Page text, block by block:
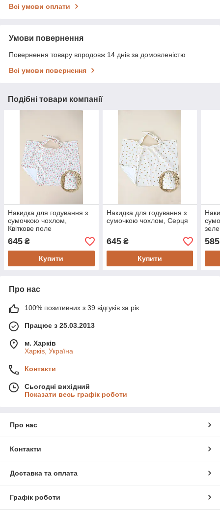
Всі умови оплати
Умови повернення
Повернення товару впродовж 14 днів за домовленістю
Всі умови повернення
Подібні товари компанії
Накидка для годування з
сумочкою чохлом,
Квіткове поле
645 ₴
Купити
Накидка для годування з
сумочкою чохлом, Серця
645₴
Купити
585
Про нас
100% позитивних з 39 відгуків за рік
Працює з 25.03.2013
м. Харків
Харків, Україна
Контакти
Сьогодні вихідний
Показати весь графік роботи
Про нас
Контакти
Доставка та оплата
Графік роботи